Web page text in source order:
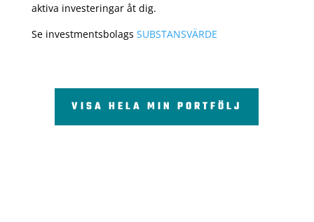
aktiva investeringar åt dig.
Se investmentsbolags SUBSTANSVÄRDE
VISA HELA MIN PORTFÖLJ